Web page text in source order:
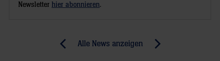
Newsletter hier abonnieren.
Alle News anzeigen